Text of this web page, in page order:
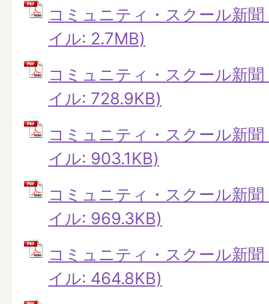
コミュニティ・スクール新
イル: 2.7MB)
コミュニティ・スクール新
イル: 728.9KB)
コミュニティ・スクール新
イル: 903.1KB)
コミュニティ・スクール新
イル: 969.3KB)
コミュニティ・スクール新
イル: 464.8KB)